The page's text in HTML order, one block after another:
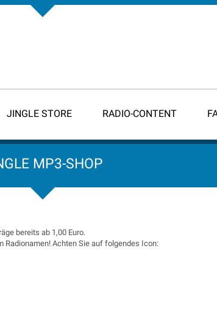
JINGLE STORE RADIO-CONTENT
MP3-SHOP
bereits ab 1,00 Euro.
Radionamen! Achten Sie auf folgendes Icon: